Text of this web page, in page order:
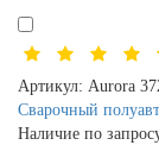
Артикул: Aurora
Сварочный
Наличие по